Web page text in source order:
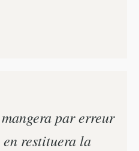
par erreur
en restituera la